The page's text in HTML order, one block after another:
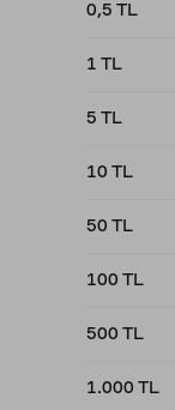
0,5 TL
1 TL
5 TL
10 TL
50 TL
100 TL
500 TL
1.000 TL